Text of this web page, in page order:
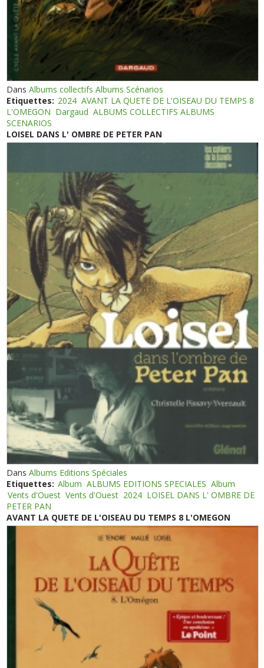
DansAlbums collectifs Albums Scénarios
Etiquettes: 2024 AVANT LA QUETE DE L'OISEAU DU TEMPS 8
L'OMEGON Dargaud ALBUMS COLLECTIFS ALBUMS
SCENARIOS
LOISEL DANS L' OMBRE DE PETER PAN
DansAlbums Editions Spéciales
Etiquettes: Album ALBUMS EDITIONS SPECIALES Album
Vents d'Ouest Vents d'Ouest 2024 LOISEL DANS L' OMBRE DE
PETER PAN
AVANT LA QUETE DE L'OISEAU DU TEMPS 8 L'OMEGON